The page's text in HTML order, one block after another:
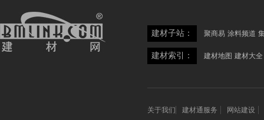
建材子站： 聚商易 涂料频道
建材索引： 建材地图 建材大全
关于我们 建材通服务
网站建设